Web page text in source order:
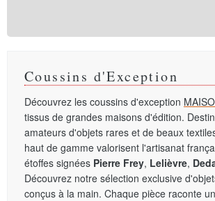
Coussins d'Exception
Découvrez les coussins d'exception
tissus de grandes maisons d'édition.
amateurs d'objets rares et de beaux
haut de gamme valorisent l'artisanat
étoffes signées Pierre Frey, Lelièvre,
Découvrez notre sélection exclusive
conçus à la main. Chaque pièce raconte